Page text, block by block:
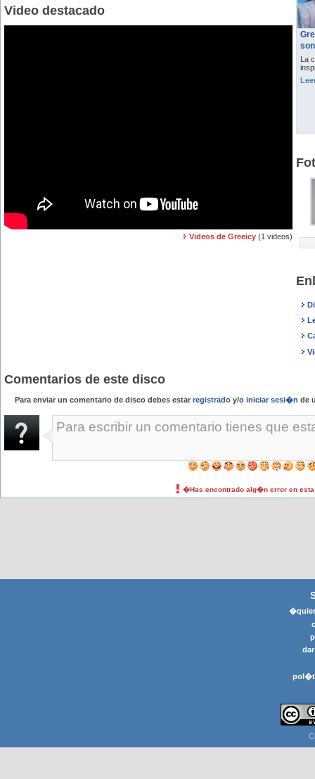
Video destacado
Videos de Greeicy (1 videos)
La
Comentarios de este disco
Para enviar un comentario de disco debes estar registrado y/o iniciar sesi�n de
�Has encontrado alg�n error en